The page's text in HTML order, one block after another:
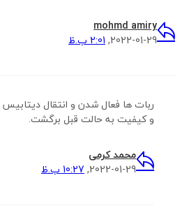
mohmd amiry
2022-01-29, 2:01 ب.ظ
ربات ها فعال شدن و انتقال
و کیفیت به حالت قبل برگشت.
محمد کرمی
2022-01-29, 10:27 ب.ظ